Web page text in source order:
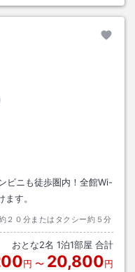
ビニも徒歩圏内！全館Wi-
す。
２０分またはタクシー約５分
おとな2名 1泊1部屋 合計
円 〜 20,800円